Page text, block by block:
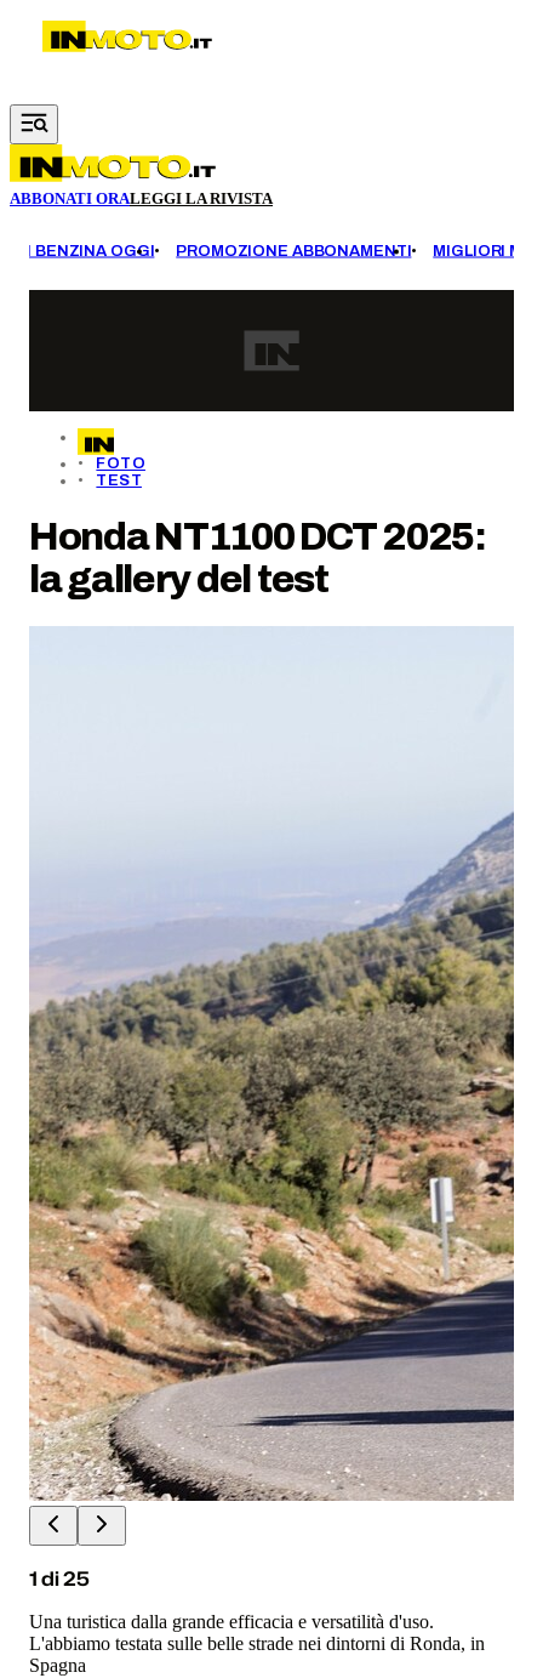
Vai al contenuto principale
ABBONATI ORALEGGI LA RIVISTA
BENZINA OGGI PROMOZIONE ABBONAMENTI MIGLIORI
FOTO
TEST
Honda NT1100 DCT 2025:
la gallery del test
1di25
Una turistica dalla grande efficacia e versatilità d'uso.
L'abbiamo testata sulle belle strade nei dintorni di Ronda, in
Spagna